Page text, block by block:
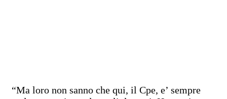
“Ma loro non sanno che qui, il Cpe, e’ sempre